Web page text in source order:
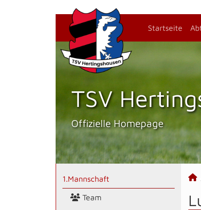
Startseite
TSV
Offizielle Homepage
1.Mannschaft
Team